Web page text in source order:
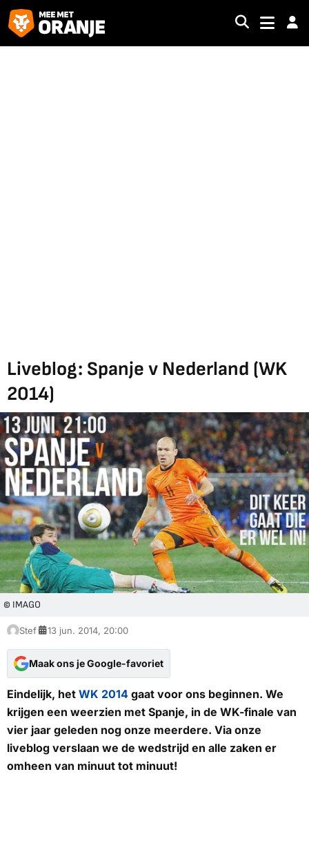
Liveblog: Spanje v Nederland (WK
2014)
© IMAGO
Stef 13 jun. 2014, 20:00
Maak ons je Google-favoriet
Eindelijk, het WK 2014 gaat voor ons beginnen. We
krijgen een weerzien met Spanje, in de WK-finale van
vier jaar geleden nog onze meerdere. Via onze
liveblog verslaan we de wedstrijd en alle zaken er
omheen van minuut tot minuut!